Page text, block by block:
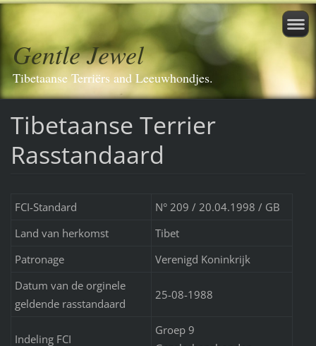
Gentle Jewel
Tibetaanse Terriërs and Leeuwhondjes.
Tibetaanse Terrier
Rasstandaard
FCI-Standard
N° 209 / 20.04.1998 / GB
Land van herkomst
Tibet
Patronage
Verenigd Koninkrijk
Datum van de orginele
geldende rasstandaard
25-08-1988
Indeling FCI
Groep 9